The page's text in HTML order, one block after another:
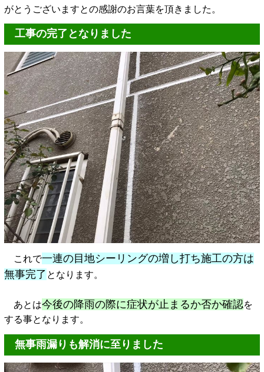
がとうございますとの感謝のお言葉を頂きました。
工事の完了となりました
これで一連の目地シーリングの増し打ち施工の方は
無事完了 となります。
あとは今後の降雨の際に症状が止まるか否か確認を
する事となります。
無事雨漏りも解消に至りました